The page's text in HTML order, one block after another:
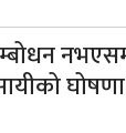
घोषणा